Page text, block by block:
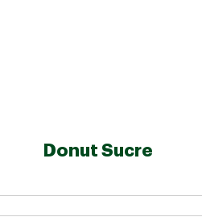
Donut Sucre